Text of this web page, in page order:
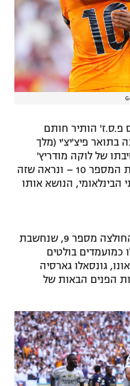
אקס פ.ס.ז' הותיר חותם
בתואר פיצ'יצ'י (מלך
של לוקה מודריץ'
בתום גביע העולם למועדונים פינתה את המספר 10 – ונראה שזה
הבינלאומי, הנושא אותו
כעת, נפתחת גם השאלה מי יירש את החולצה מספר 9, שנחשבת
כמועמדים בולטים
גונסאלו גארסיה
הפנים הבאות של